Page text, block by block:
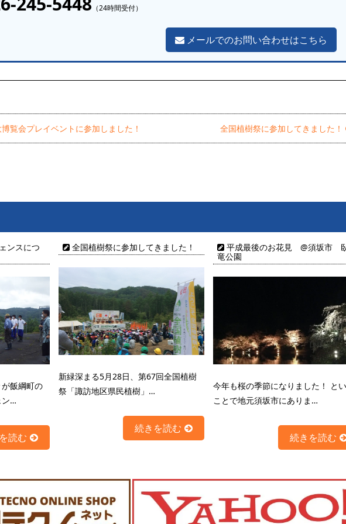
（24時間受付）
メールでのお問い合わせはこちら
覧会プレイベントに参加しました！ 全国植樹祭に参加してきました！
ンスにつ
飯綱町の
ン…
読む
全国植樹祭に参加してきました！
新緑深まる5月28日、第67回全国植樹
祭「諏訪地区県民植樹」…
続きを読む
平成最後のお花見 @須坂市
竜公園
今年も桜の季節になりました！ と
ことで地元須坂市にありま…
続きを読む